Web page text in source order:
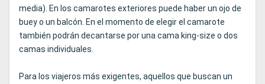
media). En los camarotes exteriores puede haber un ojo de
buey o un balcón. En el momento de elegir el camarote
también podrán decantarse por una cama king-size o dos
camas individuales.
Para los viajeros más exigentes, aquellos que buscan un